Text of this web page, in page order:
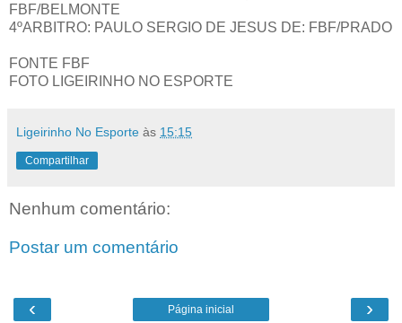
FBF/BELMONTE
4ºARBITRO: PAULO SERGIO DE JESUS DE: FBF/PRADO
FONTE FBF
FOTO LIGEIRINHO NO ESPORTE
Ligeirinho No Esporte às 15:15
Compartilhar
Nenhum comentário:
Postar um comentário
‹ ›
Página inicial